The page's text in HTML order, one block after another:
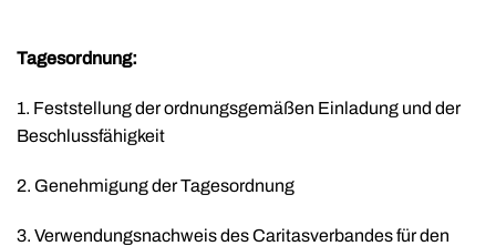
Tagesordnung:
1. Feststellung der ordnungsgemäßen Einladung und der
Beschlussfähigkeit
2. Genehmigung der Tagesordnung
3. Verwendungsnachweis des Caritasverbandes für den